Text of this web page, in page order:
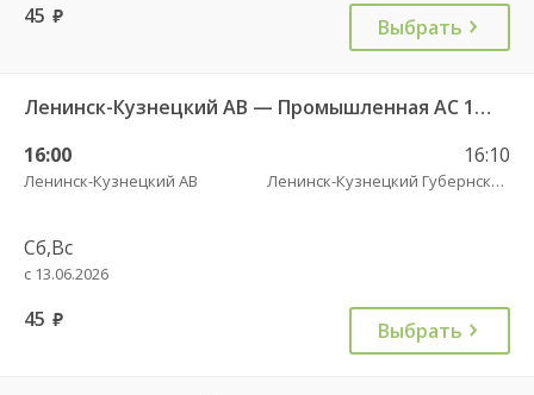
45 руб. Выбрать
Ленинск-Кузнецкий АВ — Промышленная АС 143
16:00
Ленинск-Кузнецкий АВ
16:10
Ленинск-Кузнецкий Губернский рынок
Сб,Вс
с 13.06.2026
45 руб. Выбрать